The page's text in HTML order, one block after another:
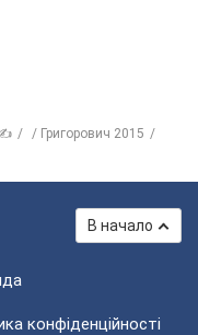
✍
Григорович 2015
В начало
конфіденційності